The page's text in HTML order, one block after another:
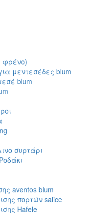
φρένο)
μεντεσέδες blum
blum
συρτάρι
aventos blum
πορτών salice
Hafele